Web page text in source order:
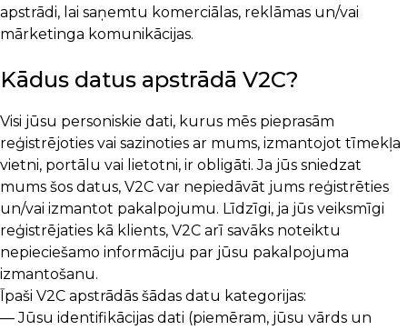
apstrādi, lai saņemtu komerciālas, reklāmas un/vai
mārketinga komunikācijas.
Kādus datus apstrādā V2C?
Visi jūsu personiskie dati, kurus mēs pieprasām
reģistrējoties vai sazinoties ar mums, izmantojot tīmekļa
vietni, portālu vai lietotni, ir obligāti. Ja jūs sniedzat
mums šos datus, V2C var nepiedāvāt jums reģistrēties
un/vai izmantot pakalpojumu. Līdzīgi, ja jūs veiksmīgi
reģistrējaties kā klients, V2C arī savāks noteiktu
nepieciešamo informāciju par jūsu pakalpojuma
izmantošanu.
Īpaši V2C apstrādās šādas datu kategorijas:
— Jūsu identifikācijas dati (piemēram, jūsu vārds un